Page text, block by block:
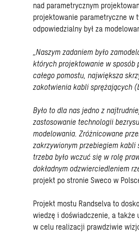
nad parametrycznym
projektowanie parametryczne w
odpowiedzialny był za
„ Naszym zadaniem było
których projektowanie w sposób
całego pomostu, największa
zakotwienia kabli sprężających
Było to dla nas jedno z
zastosowanie technologii
modelowania. Zróżnicowane
zakrzywionym przebiegiem kabli
trzeba było wczuć się w rolę
dokładnym odzwierciedleniem
projekt po stronie Sweco w
Projekt mostu Randselva to
wiedzę i doświadczenie, a także
w celu realizacji prawdziwie